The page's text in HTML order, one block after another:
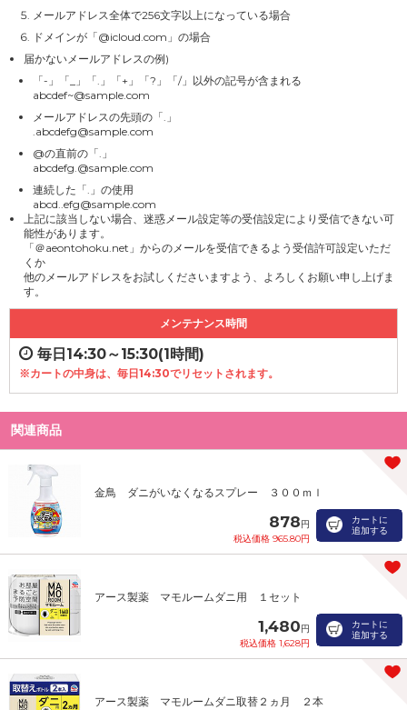
メールアドレス全体で256文字以上になっている場合
ドメインが「@icloud.com」の場合
届かないメールアドレスの例)
「-」「_」「.」「+」「?」「/」以外の記号が含まれる
abcdef~@sample.com
メールアドレスの先頭の「.」
.abcdefg@sample.com
@の直前の「.」
abcdefg.@sample.com
連続した「.」の使用
abcd..efg@sample.com
上記に該当しない場合、迷惑メール設定等の受信設定により受信できない可
能性があります。
「＠aeontohoku.net」からのメールを受信できるよう受信許可設定いただ
くか
他のメールアドレスをお試しくださいますよう、よろしくお願い申し上げま
す。
メンテナンス時間
毎日14:30～15:30(1時間)
※カートの中身は、毎日14:30でリセットされます。
関連商品
金鳥 ダニがいなくなるスプレー ３００ｍｌ
878円
税込価格 965.80円
カートに
追加する
アース製薬 マモルームダニ用 １セット
1,480円
税込価格 1,628円
カートに
追加する
アース製薬 マモルームダニ取替２ヵ月 ２本